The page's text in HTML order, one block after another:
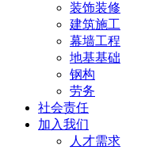
装饰装修
建筑施工
幕墙工程
地基基础
钢构
劳务
社会责任
加入我们
人才需求